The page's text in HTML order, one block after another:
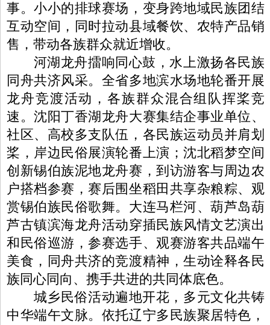
事。小小的排球赛场，变身跨地域民族团结
互动空间，同时拉动县域餐饮、农特产品销
售，带动各族群众就近增收。
河湖龙舟擂响同心鼓，水上激扬各民族
同舟共济风采。全省多地滨水场地轮番开展
龙舟竞渡活动，各族群众混合组队挥桨竞
速。沈阳丁香湖龙舟大赛集结企事业单位、
社区、高校多支队伍，各民族运动员并肩划
桨，岸边民俗展演轮番上演；沈北稻梦空间
创新锡伯族泥地龙舟赛，到访游客与周边农
户搭档参赛，赛后围坐稻田共享杂粮粽、观
赏锡伯族民俗歌舞。大连马栏河、葫芦岛葫
芦古镇滨海龙舟活动穿插民族风情文艺演出
和民俗巡游，参赛选手、观赛游客共品端午
美食，同舟共济的竞渡精神，生动诠释各民
族同心同向、携手共进的共同体底色。
城乡民俗活动遍地开花，多元文化共铸
中华端午文脉。依托辽宁多民族聚居特色，